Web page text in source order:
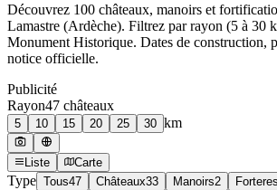
Découvrez 100 châteaux, manoirs et
Lamastre (Ardèche). Filtrez par rayon (5 à 30
Monument Historique. Dates de construction,
notice officielle.
Publicité
Rayon47 châteaux
5 10 15 20 25 30 km
Liste Carte
Type Tous47 Châteaux33 Manoirs2